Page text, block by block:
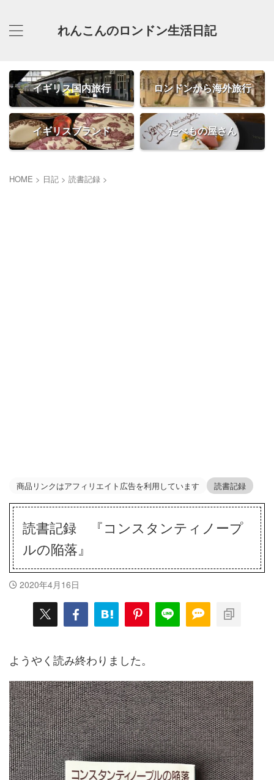
れんこんのロンドン生活日記
イギリス国内旅行 ロンドンから海外旅行
イギリスブランド たべもの屋さん
HOME > 日記 > 読書記録 >
商品リンクはアフィリエイト広告を利用しています 読書記録
読書記録 『コンスタンティノープ
ルの陥落』
2020年4月16日
ようやく読み終わりました。